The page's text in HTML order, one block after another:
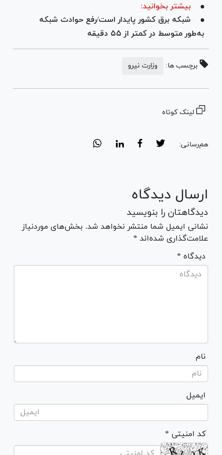
بیشتر بخوانید:
شبکه برق کشور پایدار است/رفع حوادث شبکه
به‌طور متوسط در کمتر از ۵۵ دقیقه
برچسب ها: وزارت نیرو
لینک کوتاه
هم‌رسانی:
ارسال دیدگاه
دیدگاهتان را بنویسید
نشانی ایمیل شما منتشر نخواهد شد. بخش‌های موردنیاز
علامت‌گذاری شده‌اند *
* دیدگاه
نام
ایمیل
* کد امنیتی